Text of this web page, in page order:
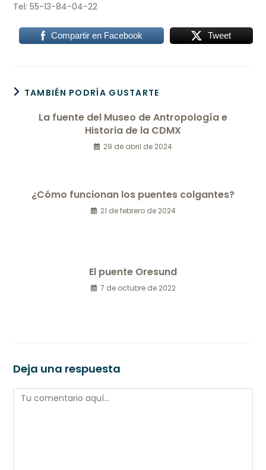
Tel: 55-13-84-04-22
Compartir en Facebook Tweet
TAMBIÉN PODRÍA GUSTARTE
La fuente del Museo de Antropología e
Historia de la CDMX
29 de abril de 2024
¿Cómo funcionan los puentes colgantes?
21 de febrero de 2024
El puente Oresund
7 de octubre de 2022
Deja una respuesta